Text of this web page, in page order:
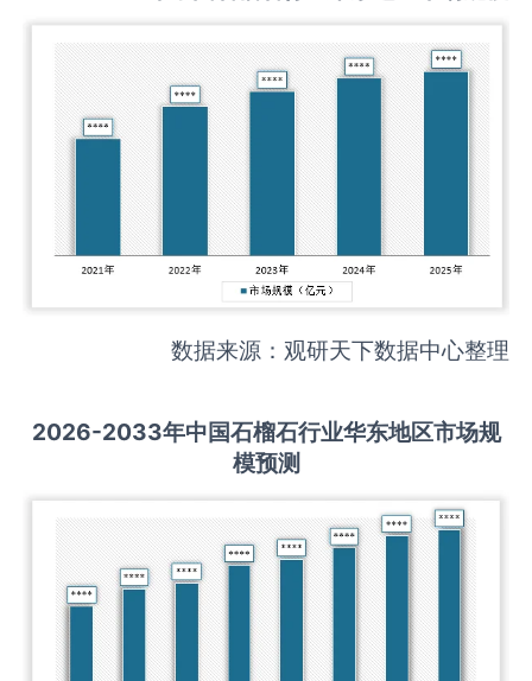
数据来源：观研天下数据中心整理
2026-2033年中国石榴石行业华东地区市场规
模预测